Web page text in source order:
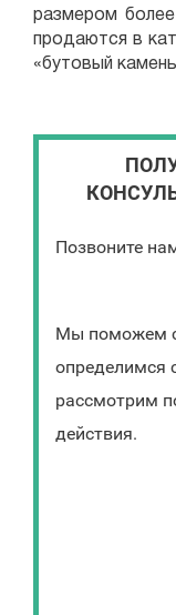
размером
продаются в
«бутовый
Позвоните
Мы поможем
определимся
рассмотрим
действия.